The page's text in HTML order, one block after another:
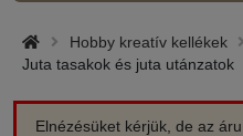
Hobby kreatív kellékek
Juta tasakok és juta utánzatok
Elnézésüket kérjük, de az